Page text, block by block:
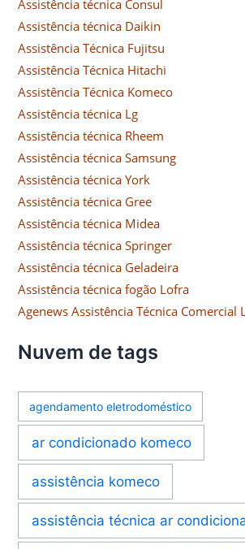
Assistência técnica Consul
Assistência técnica Daikin
Assistência Técnica Fujitsu
Assistência Técnica Hitachi
Assistência Técnica Komeco
Assistência técnica Lg
Assistência técnica Rheem
Assistência técnica Samsung
Assistência técnica York
Assistência técnica Gree
Assistência técnica Midea
Assistência técnica Springer
Assistência técnica Geladeira
Assistência técnica fogão Lofra
Agenews Assistência Técnica Comercial
Nuvem de tags
agendamento eletrodoméstico
ar condicionado komeco
assistência komeco
assistência técnica ar